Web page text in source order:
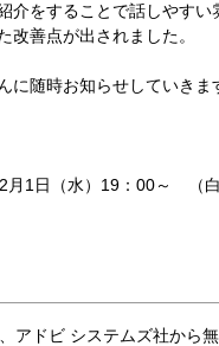
介をすることで話しやす
改善点が出されました。
随時お知らせしていきま
1日（水）19：00～ （
アドビ システムズ社から